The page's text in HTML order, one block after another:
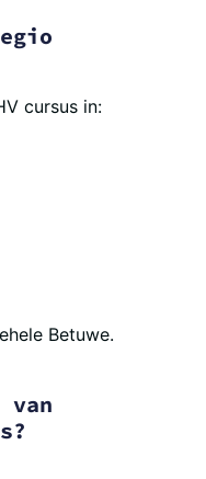
cursus in:
Betuwe.
van